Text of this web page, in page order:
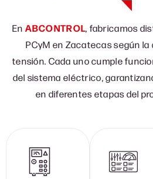
En ABCONTROL, fabricamos
PCyM en Zacatecas según la
tensión. Cada uno cumple
del sistema eléctrico,
en diferentes etapas del